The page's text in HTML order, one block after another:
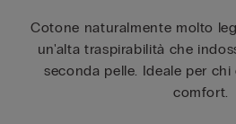
Cotone naturalmente molto
un'alta traspirabilità che
seconda pelle. Ideale per chi
comfort.